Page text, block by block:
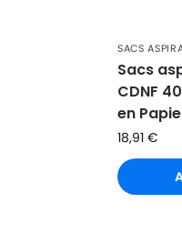
NILFISK ALTO
NILFISK ALTO
NILFISK ALTO
SACS
Sacs
CDNF
en
18,91 €